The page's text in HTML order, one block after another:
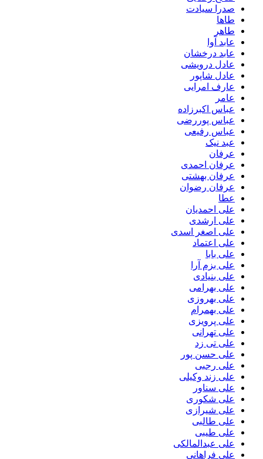
صدرا سیادت
طاها
طاهر
عابد آوا
عابد درخشان
عادل درویشی
عادل شاپور
عارف امرایی
عامر
عباس اکبرزاده
عباس پوررضی
عباس رفیعی
عبد نیک
عرفان
عرفان احمدی
عرفان بهشتی
عرفان رضوان
عطا
علی احمدیان
علی ارشدی
علی اصغر اسدی
علی اعتماد
علی بابا
علی بزم آرا
علی بنیادی
علی بهرامی
علی بهروزی
علی بهمرام
علی پرویزی
علی تهرانی
علی تی زد
علی حسن پور
علی رجبی
علی زند وکیلی
علی سناور
علی شکوری
علی شیرازی
علی طالبی
علی طیبی
علی عبدالمالکی
علی فراهانی